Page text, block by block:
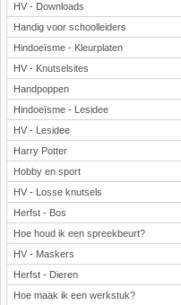
HV - Downloads
Handig voor schoolleiders
Hindoeïsme - Kleurplaten
HV - Knutselsites
Handpoppen
Hindoeïsme - Lesidee
HV - Lesidee
Harry Potter
Hobby en sport
HV - Losse knutsels
Herfst - Bos
Hoe houd ik een spreekbeurt?
HV - Maskers
Herfst - Dieren
Hoe maak ik een werkstuk?